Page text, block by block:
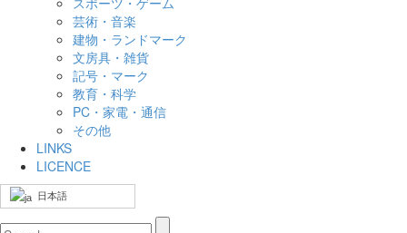
芸術・音楽
建物・ランドマーク
文房具・雑貨
記号・マーク
教育・科学
PC・家電・通信
その他
LINKS
LICENCE
日本語